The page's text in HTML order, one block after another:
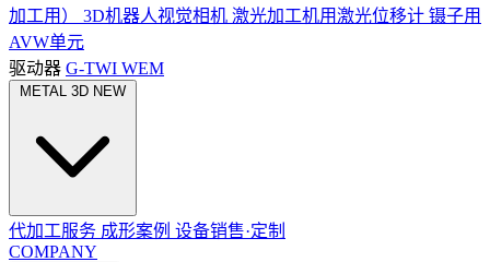
加工用） 3D机器人视觉相机 激光加工机用激光位移计 镊子用
AVW单元
驱动器 G-TWI WEM
METAL 3D NEW
代加工服务 成形案例 设备销售·定制
COMPANY